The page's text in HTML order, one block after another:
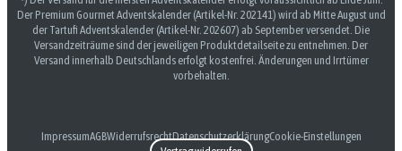
Der Premium Gourmet Adventskalender (Artikel-Nr. 202141) wird ab Mitte August und
der Tartufi Adventskalender (Artikel-Nr. 202607) ab September versendet. Die
Versandzeiträume sind der jeweiligen Produktdetailseite zu entnehmen. Der
Versand innerhalb Deutschlands erfolgt kostenfrei. Änderungen und Irrtümer
vorbehalten.
ImpressumAGBWiderrufsrechtDatenschutzerklärungCookie-Einstellungen